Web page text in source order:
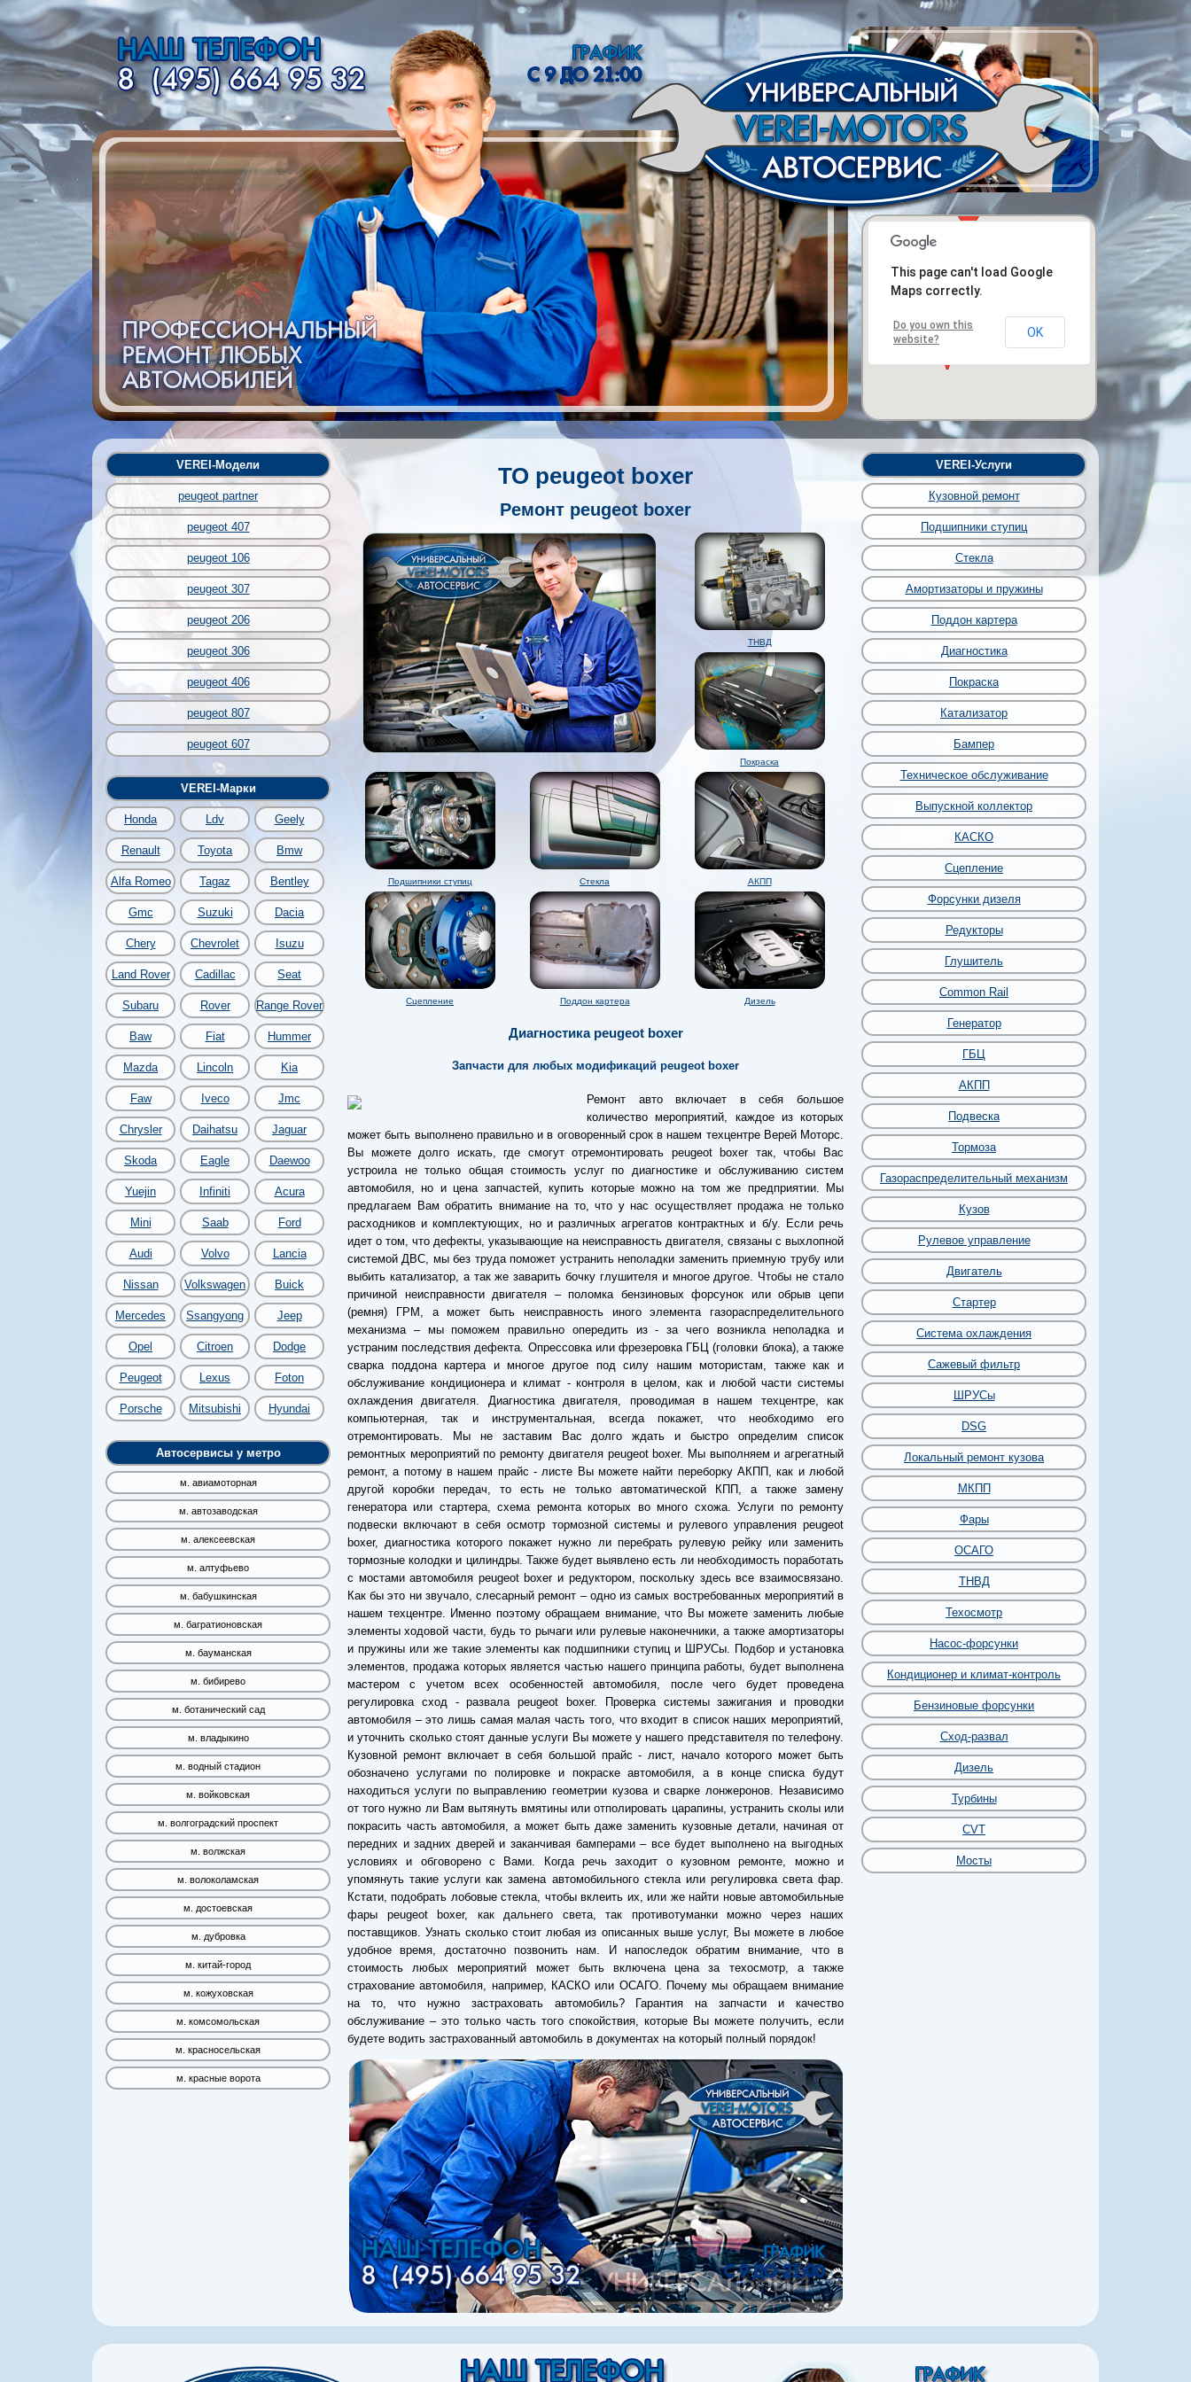
This page can't load Google
Maps correctly.
Do you own this
website?
OK
VEREI-Модели
peugeot partner
peugeot 407
peugeot 106
peugeot 307
peugeot 206
peugeot 306
peugeot 406
peugeot 807
peugeot 607
VEREI-Марки
Honda Ldv Geely
Renault Toyota Bmw
Alfa Romeo Tagaz Bentley
Gmc Suzuki Dacia
Chery Chevrolet Isuzu
Land Rover Cadillac Seat
Subaru Rover Range Rover
Baw Fiat Hummer
Mazda Lincoln Kia
Faw Iveco Jmc
Chrysler Daihatsu Jaguar
Skoda Eagle Daewoo
Yuejin Infiniti Acura
Mini Saab Ford
Audi Volvo Lancia
Nissan Volkswagen Buick
Mercedes Ssangyong Jeep
Opel Citroen Dodge
Peugeot Lexus Foton
Porsche Mitsubishi Hyundai
Автосервисы у метро
м. авиамоторная
м. автозаводская
м. алексеевская
м. алтуфьево
м. бабушкинская
м. багратионовская
м. бауманская
м. бибирево
м. ботанический сад
м. владыкино
м. водный стадион
м. войковская
м. волгоградский проспект
м. волжская
м. волоколамская
м. достоевская
м. дубровка
м. китай-город
м. кожуховская
м. комсомольская
м. красносельская
м. красные ворота
ТО peugeot boxer
Ремонт peugeot boxer
ТНВД
Покраска
Подшипники ступиц Стекла АКПП
Сцепление Поддон картера Дизель
Диагностика peugeot boxer
Запчасти для любых модификаций peugeot boxer
Ремонт авто включает в себя большое
количество мероприятий, каждое из которых
может быть выполнено правильно и в оговоренный срок в нашем техцентре Верей Моторс.
Вы можете долго искать, где смогут отремонтировать peugeot boxer так, чтобы Вас
устроила не только общая стоимость услуг по диагностике и обслуживанию систем
автомобиля, но и цена запчастей, купить которые можно на том же предприятии. Мы
предлагаем Вам обратить внимание на то, что у нас осуществляет продажа не только
расходников и комплектующих, но и различных агрегатов контрактных и б/у. Если речь
идет о том, что дефекты, указывающие на неисправность двигателя, связаны с выхлопной
системой ДВС, мы без труда поможет устранить неполадки заменить приемную трубу или
выбить катализатор, а так же заварить бочку глушителя и многое другое. Чтобы не стало
причиной неисправности двигателя – поломка бензиновых форсунок или обрыв цепи
(ремня) ГРМ, а может быть неисправность иного элемента газораспределительного
механизма – мы поможем правильно опередить из - за чего возникла неполадка и
устраним последствия дефекта. Опрессовка или фрезеровка ГБЦ (головки блока), а также
сварка поддона картера и многое другое под силу нашим мотористам, также как и
обслуживание кондиционера и климат - контроля в целом, как и любой части системы
охлаждения двигателя. Диагностика двигателя, проводимая в нашем техцентре, как
компьютерная, так и инструментальная, всегда покажет, что необходимо его
отремонтировать. Мы не заставим Вас долго ждать и быстро определим список
ремонтных мероприятий по ремонту двигателя peugeot boxer. Мы выполняем и агрегатный
ремонт, а потому в нашем прайс - листе Вы можете найти переборку АКПП, как и любой
другой коробки передач, то есть не только автоматической КПП, а также замену
генератора или стартера, схема ремонта которых во много схожа. Услуги по ремонту
подвески включают в себя осмотр тормозной системы и рулевого управления peugeot
boxer, диагностика которого покажет нужно ли перебрать рулевую рейку или заменить
тормозные колодки и цилиндры. Также будет выявлено есть ли необходимость поработать
с мостами автомобиля peugeot boxer и редуктором, поскольку здесь все взаимосвязано.
Как бы это ни звучало, слесарный ремонт – одно из самых востребованных мероприятий в
нашем техцентре. Именно поэтому обращаем внимание, что Вы можете заменить любые
элементы ходовой части, будь то рычаги или рулевые наконечники, а также амортизаторы
и пружины или же такие элементы как подшипники ступиц и ШРУСы. Подбор и установка
элементов, продажа которых является частью нашего принципа работы, будет выполнена
мастером с учетом всех особенностей автомобиля, после чего будет проведена
регулировка сход - развала peugeot boxer. Проверка системы зажигания и проводки
автомобиля – это лишь самая малая часть того, что входит в список наших мероприятий,
и уточнить сколько стоят данные услуги Вы можете у нашего представителя по телефону.
Кузовной ремонт включает в себя большой прайс - лист, начало которого может быть
обозначено услугами по полировке и покраске автомобиля, а в конце списка будут
находиться услуги по выправлению геометрии кузова и сварке лонжеронов. Независимо
от того нужно ли Вам вытянуть вмятины или отполировать царапины, устранить сколы или
покрасить часть автомобиля, а может быть даже заменить кузовные детали, начиная от
передних и задних дверей и заканчивая бамперами – все будет выполнено на выгодных
условиях и обговорено с Вами. Когда речь заходит о кузовном ремонте, можно и
упомянуть такие услуги как замена автомобильного стекла или регулировка света фар.
Кстати, подобрать лобовые стекла, чтобы вклеить их, или же найти новые автомобильные
фары peugeot boxer, как дальнего света, так противотуманки можно через наших
поставщиков. Узнать сколько стоит любая из описанных выше услуг, Вы можете в любое
удобное время, достаточно позвонить нам. И напоследок обратим внимание, что в
стоимость любых мероприятий может быть включена цена за техосмотр, а также
страхование автомобиля, например, КАСКО или ОСАГО. Почему мы обращаем внимание
на то, что нужно застраховать автомобиль? Гарантия на запчасти и качество
обслуживание – это только часть того спокойствия, которые Вы можете получить, если
будете водить застрахованный автомобиль в документах на который полный порядок!
VEREI-Услуги
Кузовной ремонт
Подшипники ступиц
Стекла
Амортизаторы и пружины
Поддон картера
Диагностика
Покраска
Катализатор
Бампер
Техническое обслуживание
Выпускной коллектор
КАСКО
Сцепление
Форсунки дизеля
Редукторы
Глушитель
Common Rail
Генератор
ГБЦ
АКПП
Подвеска
Тормоза
Газораспределительный механизм
Кузов
Рулевое управление
Двигатель
Стартер
Система охлаждения
Сажевый фильтр
ШРУСы
DSG
Локальный ремонт кузова
МКПП
Фары
ОСАГО
ТНВД
Техосмотр
Насос-форсунки
Кондиционер и климат-контроль
Бензиновые форсунки
Сход-развал
Дизель
Турбины
CVT
Мосты